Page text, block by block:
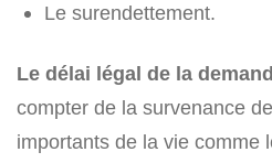
Le surendettement.
Le délai légal de la
compter de la survenance
importants de la vie comme